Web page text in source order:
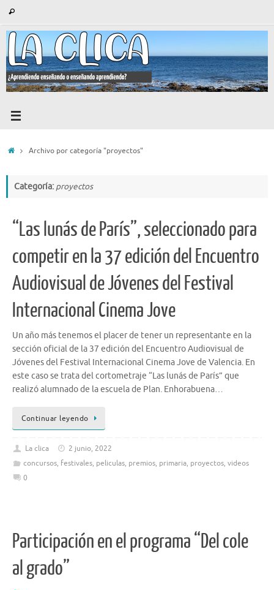
contenido
Buscar
InicioArchivo por categoría "proyectos"
Categoría: proyectos
“Las lunás de París”, seleccionado para
competir en la 37 edición del Encuentro
Audiovisual de Jóvenes del Festival
Internacional Cinema Jove
Un año más tenemos el placer de tener un representante en la
sección oficial de la 37 edición del Encuentro Audiovisual de
Jóvenes del Festival Internacional Cinema Jove de Valencia. En
este caso se trata del cortometraje “Las lunás de París” que
realizó alumnado de la escuela de Plan. Enhorabuena…
Continuar leyendo
La clica
2 junio, 2022
concursos, festivales, peliculas, premios, primaria, proyectos, videos
0
Participación en el programa “Del cole
al grado”